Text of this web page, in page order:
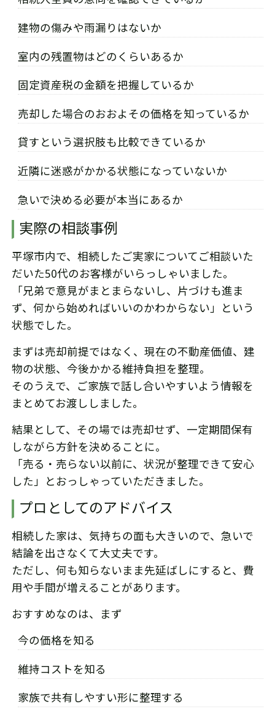
建物の傷みや雨漏りはないか
室内の残置物はどのくらいあるか
固定資産税の金額を把握しているか
売却した場合のおおよその価格を知っているか
貸すという選択肢も比較できているか
近隣に迷惑がかかる状態になっていないか
急いで決める必要が本当にあるか
実際の相談事例
平塚市内で、相続したご実家についてご相談いた
だいた50代のお客様がいらっしゃいました。
「兄弟で意見がまとまらないし、片づけも進ま
ず、何から始めればいいのかわからない」という
状態でした。
まずは売却前提ではなく、現在の不動産価値、建
物の状態、今後かかる維持負担を整理。
そのうえで、ご家族で話し合いやすいよう情報を
まとめてお渡ししました。
結果として、その場では売却せず、一定期間保有
しながら方針を決めることに。
「売る・売らない以前に、状況が整理できて安心
した」とおっしゃっていただきました。
プロとしてのアドバイス
相続した家は、気持ちの面も大きいので、急いで
結論を出さなくて大丈夫です。
ただし、何も知らないまま先延ばしにすると、費
用や手間が増えることがあります。
おすすめなのは、まず
今の価格を知る
維持コストを知る
家族で共有しやすい形に整理する